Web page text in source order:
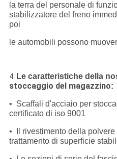
la terra del personale di
stabilizzatore del freno
poi
le automobili possono
4. Le caratteristiche della
stoccaggio del magazzino:
• Scaffali d'acciaio per
certificato di iso 9001
• Il rivestimento della polvere
trattamento di superficie